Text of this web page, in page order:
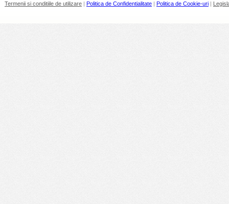
Termenii si conditiile de utilizare
Politica de Confidentialitate Politica de Cookie-uri